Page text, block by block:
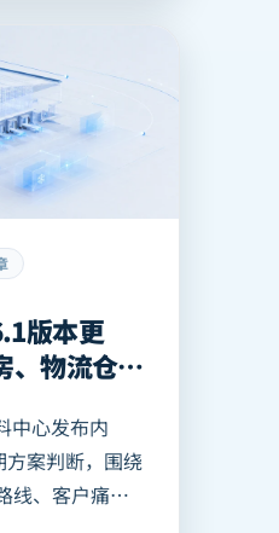
版本更
、物流仓库
中心发布内
案判断，围绕
线、客户痛